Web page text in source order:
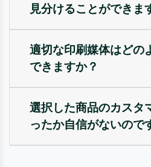
見分けることができま
適切な印刷媒体はどの
できますか？
選択した商品のカスタ
ったか自信がないので